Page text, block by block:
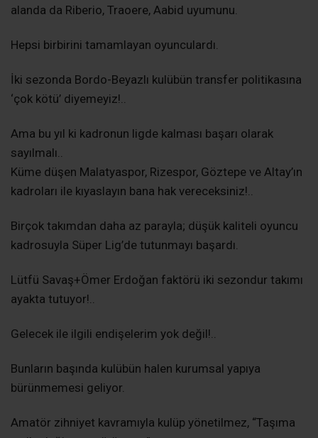
alanda da Riberio, Traoere, Aabid uyumunu.
Hepsi birbirini tamamlayan oyunculardı.
İki sezonda Bordo-Beyazlı kulübün transfer politikasına
‘çok kötü’ diyemeyiz!..
Ama bu yıl ki kadronun ligde kalması başarı olarak
sayılmalı..
Küme düşen Malatyaspor, Rizespor, Göztepe ve Altay’ın
kadroları ile kıyaslayın bana hak vereceksiniz!..
Birçok takımdan daha az parayla; düşük kaliteli oyuncu
kadrosuyla Süper Lig’de tutunmayı başardı.
Lütfü Savaş+Ömer Erdoğan faktörü iki sezondur takımı
ayakta tutuyor!..
Gelecek ile ilgili endişelerim yok değil!..
Bunların başında kulübün halen kurumsal yapıya
bürünmemesi geliyor.
Amatör zihniyet kavramıyla kulüp yönetilmez, “Taşıma